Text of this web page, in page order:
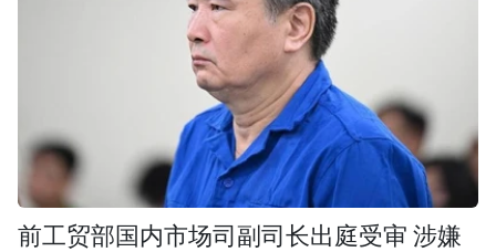
前工贸部国内市场司副司长出庭受审 涉嫌